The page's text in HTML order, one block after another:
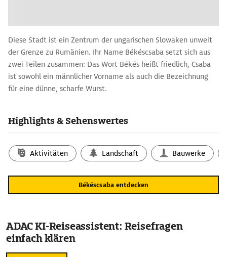
Diese Stadt ist ein Zentrum der ungarischen Slowaken unweit
der Grenze zu Rumänien. Ihr Name Békéscsaba setzt sich aus
zwei Teilen zusammen: Das Wort Békés heißt friedlich, Csaba
ist sowohl ein männlicher Vorname als auch die Bezeichnung
für eine dünne, scharfe Wurst.
entlang dem Èlövíz-Kanal, der dank der hier aufgestellten
Büsten berühmter Ungarn zu einem Spaziergang in die
Vergangenheit wird.
Highlights & Sehenswertes
Aktivitäten Landschaft Bauwerke
Békéscsaba entdecken
ADAC KI-Reiseassistent: Reisefragen
einfach klären